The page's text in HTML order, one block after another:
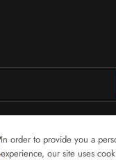
In order to provide you a
experience, our site uses